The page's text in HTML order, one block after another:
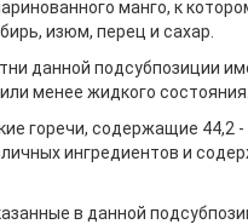
манго, к
изюм, перец и сахар.
данной подсубпозиции
менее жидкого состояния.
горечи, содержащие 44,2 -
ингредиентов и
в данной